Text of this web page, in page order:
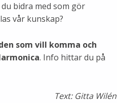
bidra med som gör
vår kunskap?
som vill komma och
. Info hittar du på
Text: Gitta Wilén